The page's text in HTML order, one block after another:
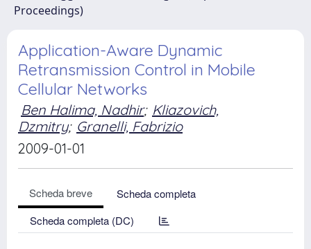
Proceedings)
Application-Aware Dynamic
Retransmission Control in Mobile
Cellular Networks
Ben Halima, Nadhir; Kliazovich,
Dzmitry; Granelli, Fabrizio
2009-01-01
Scheda breve
Scheda completa
Scheda completa (DC)